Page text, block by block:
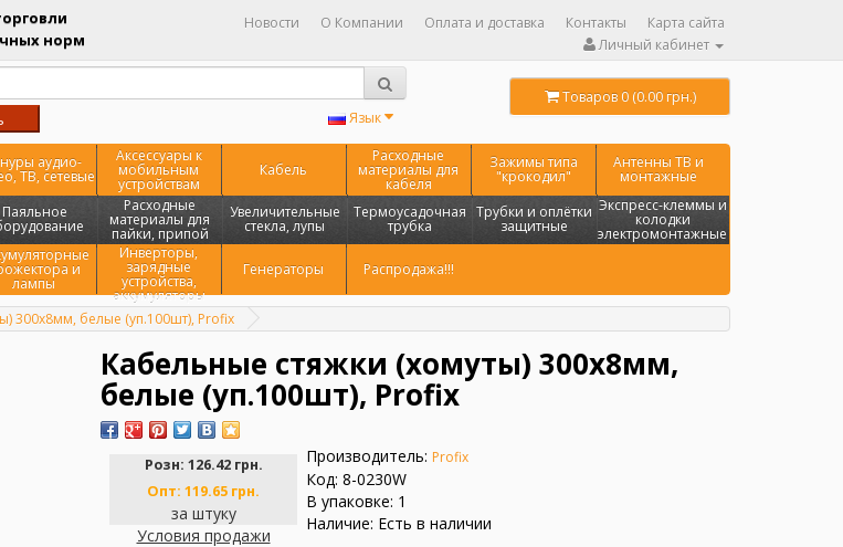
норм
Новости О Компании Оплата и доставка Контакты
Карта сайта
Личный кабинет
Язык
Товаров 0 (0.00 грн.)
аудио-
ТВ, сетевые
Аксессуары к
мобильным
устройствам
Кабель
Расходные
материалы для
кабеля
Зажимы типа
"крокодил"
Антенны ТВ и
монтажные
Паяльное Расходные
материалы для
пайки, припой
Увеличительные
стекла, лупы
Термоусадочная
трубка
Трубки и оплётки
защитные
Экспресс-клеммы и
колодки
электромонтажные
и
лампы
Инверторы,
зарядные
устройства,
аккумуляторы
Генераторы Распродажа!!!
300х8мм, белые (уп.100шт), Profix
Кабельные стяжки (хомуты) 300х8мм,
белые (уп.100шт), Profix
Розн: 126.42 грн.
Опт: 119.65 грн.
за штуку
Условия продажи
Производитель: Profix
Код: 8-0230W
В упаковке: 1
Наличие: Есть в наличии